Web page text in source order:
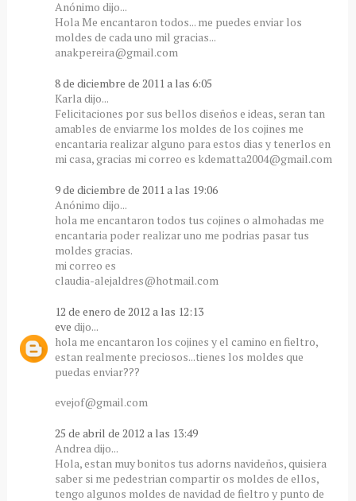
Anónimo dijo...
Hola Me encantaron todos... me puedes enviar los
moldes de cada uno mil gracias...
anakpereira@gmail.com
8 de diciembre de 2011 a las 6:05
Karla dijo...
Felicitaciones por sus bellos diseños e ideas, seran tan
amables de enviarme los moldes de los cojines me
encantaria realizar alguno para estos dias y tenerlos en
mi casa, gracias mi correo es kdematta2004@gmail.com
9 de diciembre de 2011 a las 19:06
Anónimo dijo...
hola me encantaron todos tus cojines o almohadas me
encantaria poder realizar uno me podrias pasar tus
moldes gracias.
mi correo es
claudia-alejaldres@hotmail.com
12 de enero de 2012 a las 12:13
eve dijo...
hola me encantaron los cojines y el camino en fieltro,
estan realmente preciosos...tienes los moldes que
puedas enviar???
evejof@gmail.com
25 de abril de 2012 a las 13:49
Andrea dijo...
Hola, estan muy bonitos tus adorns navideños, quisiera
saber si me pedestrian compartir os moldes de ellos,
tengo algunos moldes de navidad de fieltro y punto de